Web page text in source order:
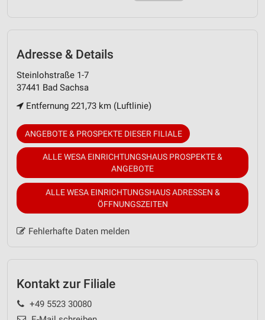
Adresse & Details
Steinlohstraße 1-7
37441 Bad Sachsa
Entfernung 221,73 km (Luftlinie)
ANGEBOTE & PROSPEKTE DIESER FILIALE
ALLE WESA EINRICHTUNGSHAUS PROSPEKTE &
ANGEBOTE
ALLE WESA EINRICHTUNGSHAUS ADRESSEN &
ÖFFNUNGSZEITEN
Fehlerhafte Daten melden
Kontakt zur Filiale
+49 5523 30080